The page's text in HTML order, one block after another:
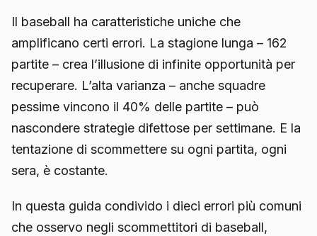
Il baseball ha caratteristiche uniche che
amplificano certi errori. La stagione lunga – 162
partite – crea l’illusione di infinite opportunità per
recuperare. L’alta varianza – anche squadre
pessime vincono il 40% delle partite – può
nascondere strategie difettose per settimane. E la
tentazione di scommettere su ogni partita, ogni
sera, è costante.
In questa guida condivido i dieci errori più comuni
che osservo negli scommettitori di baseball,